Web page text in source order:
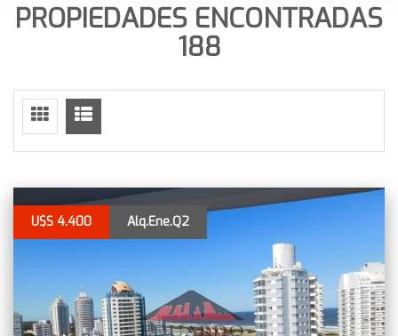
PROPIEDADES ENCONTRADAS
188
U$S 4.400 Alq.Ene.Q2